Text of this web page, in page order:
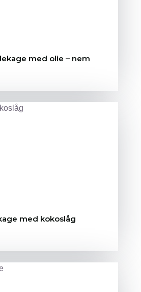
med olie – nem
med kokoslåg